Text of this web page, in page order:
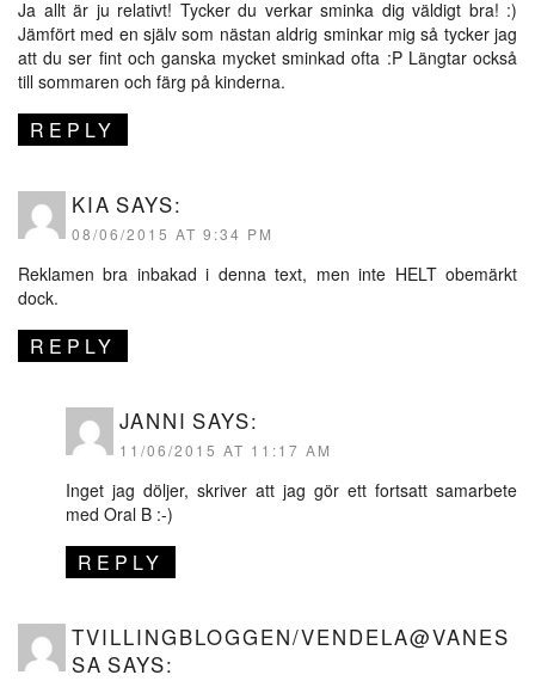
Ja allt är ju relativt! Tycker du verkar sminka dig väldigt bra! :)
Jämfört med en själv som nästan aldrig sminkar mig så tycker jag
att du ser fint och ganska mycket sminkad ofta :P Längtar också
till sommaren och färg på kinderna.
REPLY
KIA SAYS:
08/06/2015 AT 9:34 PM
Reklamen bra inbakad i denna text, men inte HELT obemärkt
dock.
REPLY
JANNI SAYS:
11/06/2015 AT 11:17 AM
Inget jag döljer, skriver att jag gör ett fortsatt samarbete
med Oral B :-)
REPLY
TVILLINGBLOGGEN/VENDELA@VANES
SA SAYS: